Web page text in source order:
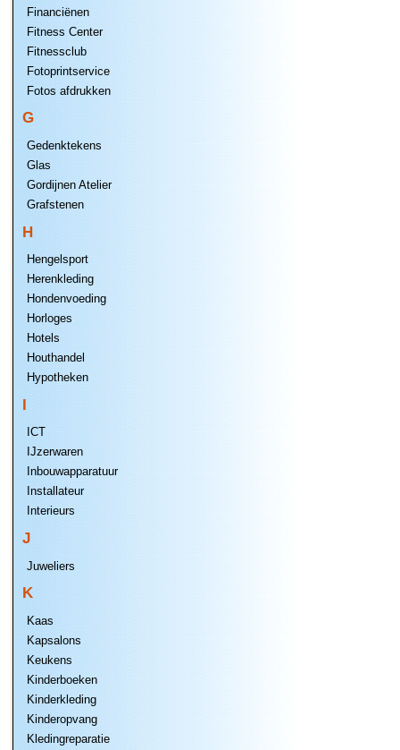
Financiënen
Fitness Center
Fitnessclub
Fotoprintservice
Fotos afdrukken
G
Gedenktekens
Glas
Gordijnen Atelier
Grafstenen
H
Hengelsport
Herenkleding
Hondenvoeding
Horloges
Hotels
Houthandel
Hypotheken
I
ICT
IJzerwaren
Inbouwapparatuur
Installateur
Interieurs
J
Juweliers
K
Kaas
Kapsalons
Keukens
Kinderboeken
Kinderkleding
Kinderopvang
Kledingreparatie